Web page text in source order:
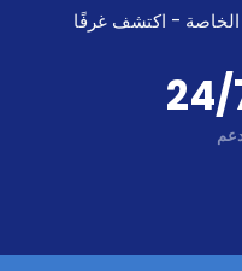
الخاصة - اكتشف غرفًا
24/